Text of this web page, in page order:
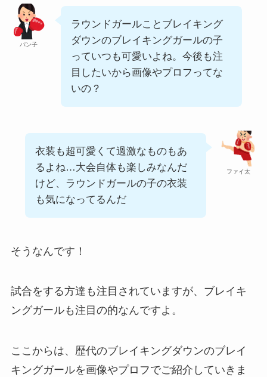
パン子
ラウンドガールことブレイキング
ダウンのブレイキングガールの子
っていつも可愛いよね。今後も注
目したいから画像やプロフってな
いの？
ファイ太
衣装も超可愛くて過激なものもあ
るよね…大会自体も楽しみなんだ
けど、ラウンドガールの子の衣装
も気になってるんだ
そうなんです！
試合をする方達も注目されていますが、ブレイキ
ングガールも注目の的なんですよ。
ここからは、歴代のブレイキングダウンのブレイ
キングガールを画像やプロフでご紹介していきま